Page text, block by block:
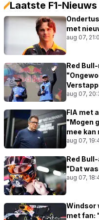
Laatste F1-Nieuws
met
aug 07,
Red
aug 07,
FIA met
"Mogen
mee kan
aug 07,
Red
"Dat
aug 07,
Windsor
met fan: